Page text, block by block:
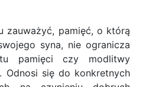
zauważyć, pamięć, o którą
syna, nie ogranicza
pamięci czy modlitwy
Odnosi się do konkretnych